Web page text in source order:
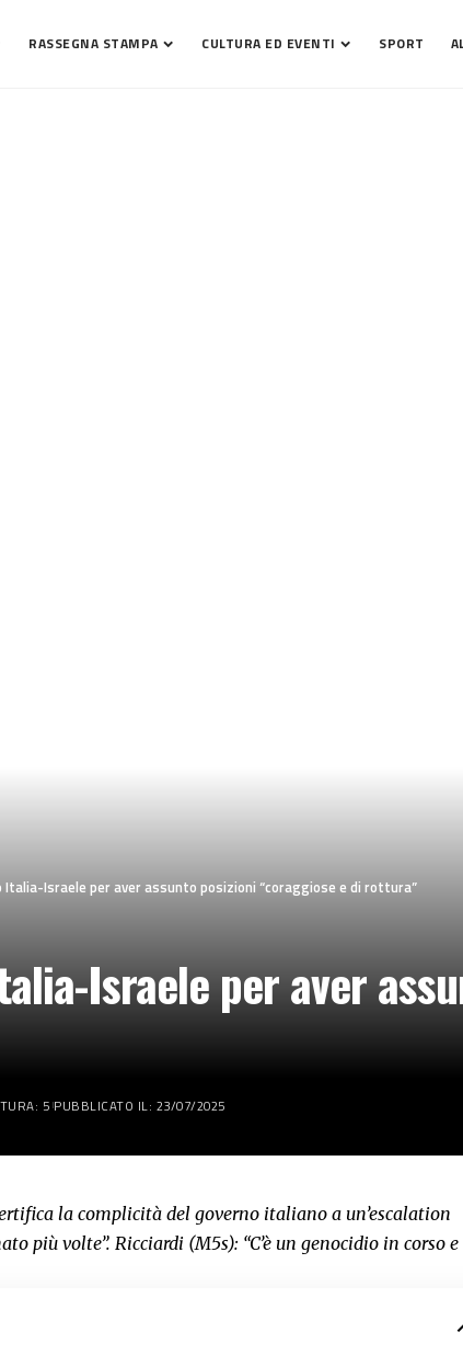
RASSEGNA STAMPA CULTURA ED EVENTI SPORT
Italia-Israele per aver assunto posizioni “coraggiose e di rottura”
Israele per aver
5 PUBBLICATO IL: 23/07/2025
la complicità del governo italiano a un’escalation
più volte”. Ricciardi (M5s): “C’è un genocidio in corso